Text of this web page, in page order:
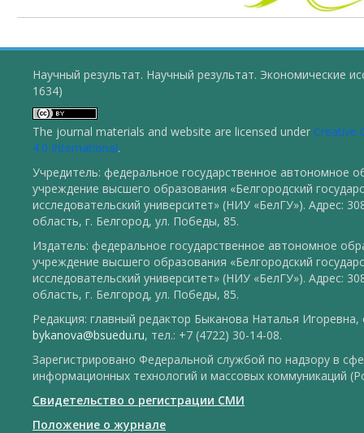
Научный результат. Научный результат. Экономические
1634)
The journal materials and website are licensed under Creative
4.0 International.
Учредитель: федеральное государственное автономное
учреждение высшего образования «Белгородский
исследовательский университет» (НИУ «БелГУ»). Адрес:
область, г. Белгород, ул. Победы, 85.
Издатель: федеральное государственное автономное
учреждение высшего образования «Белгородский
исследовательский университет» (НИУ «БелГУ»). Адрес:
область, г. Белгород, ул. Победы, 85.
Редакция: главный редактор Быканова Наталья Игоревна,
bykanova@bsuedu.ru, тел.: +7 (4722) 30-14-08.
Зарегистрировано Федеральной службой по надзору в
информационных технологий и массовых коммуникаций
Свидетельство о регистрации СМИ
Положение о журнале